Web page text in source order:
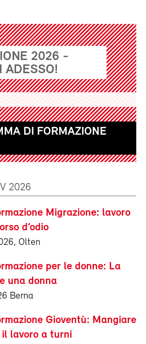
2026 -
ADESSO!
DI FORMAZIONE
2026
Migrazione: lavoro
d’odio
Olten
per le donne: La
una donna
Berna
Gioventù: Mangiare
lavoro a turni